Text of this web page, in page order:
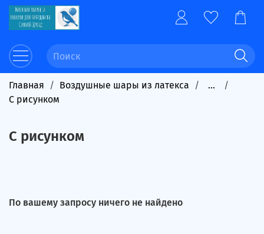
Главная Воздушные шары из латекса
...
С рисунком
С рисунком
По вашему запросу ничего не найдено